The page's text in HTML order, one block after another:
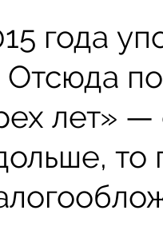
года
Отсюда
лет»
то